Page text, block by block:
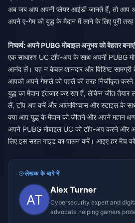
अब जब आप अपनी प्लेयर आईडी जानते हैं, तो आप
अपने ए-गेम को युद्ध के मैदान में लाने के लिए पूरी
निष्कर्ष: अपने PUBG मोबाइल अनुभव को बेहतर बनाएं
एक साधारण UC टॉप-अप के साथ अपनी PUBG
आनंद लें। यह न केवल शानदार और विशिष्ट सामग्री
आपको अपने गेमप्ले को पहले की तरह निजीकृत करने
युद्ध का मैदान इंतजार कर रहा है, लेकिन जीत तैयार
लें, टॉप अप करें और आत्मविश्वास और स्टाइल के
क्या आप युद्ध के मैदान को जीतने और अपने महान
अपने PUBG मोबाइल UC को टॉप-अप करने और
लिए इस सरल गाइड का पालन करें। आइए हर मैच को
लेखक के बारे में
Alex Turner
Cybersecurity expert and
advocate helping gamers